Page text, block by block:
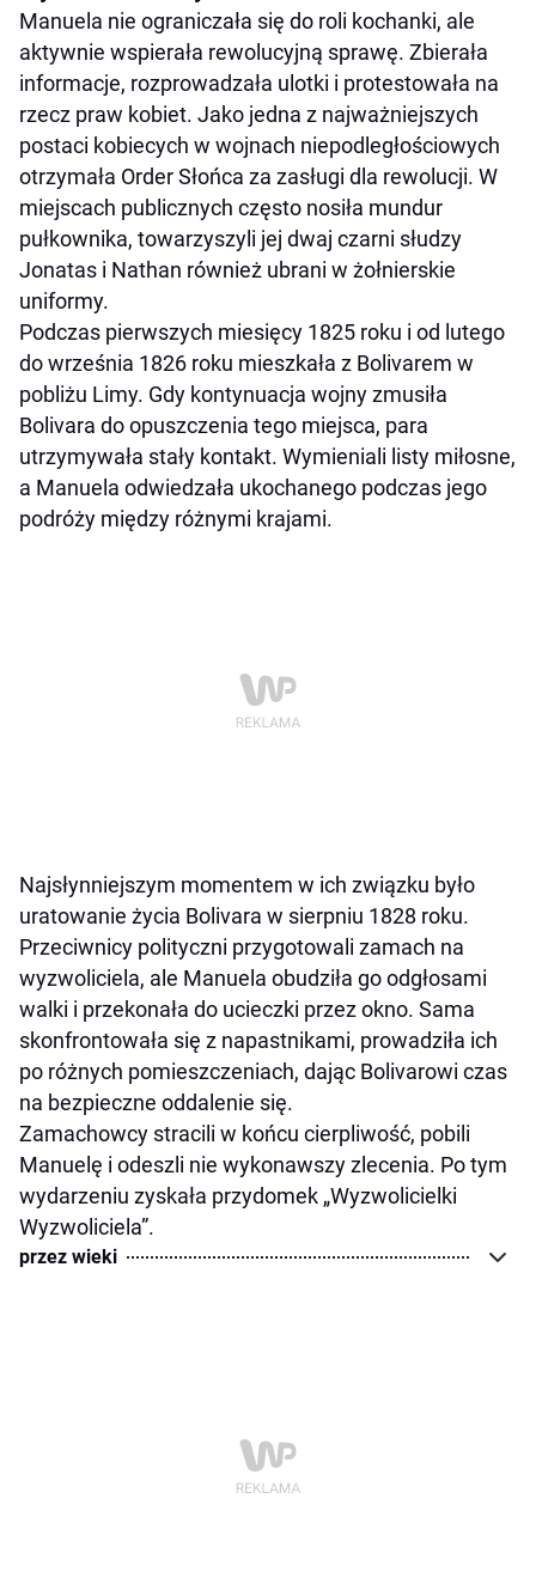
Manuela nie ograniczała się do roli kochanki, ale
aktywnie wspierała rewolucyjną sprawę. Zbierała
informacje, rozprowadzała ulotki i protestowała na
rzecz praw kobiet. Jako jedna z najważniejszych
postaci kobiecych w wojnach niepodległościowych
otrzymała Order Słońca za zasługi dla rewolucji. W
miejscach publicznych często nosiła mundur
pułkownika, towarzyszyli jej dwaj czarni słudzy
Jonatas i Nathan również ubrani w żołnierskie
uniformy.
Podczas pierwszych miesięcy 1825 roku i od lutego
do września 1826 roku mieszkała z Bolivarem w
pobliżu Limy. Gdy kontynuacja wojny zmusiła
Bolivara do opuszczenia tego miejsca, para
utrzymywała stały kontakt. Wymieniali listy miłosne,
a Manuela odwiedzała ukochanego podczas jego
podróży między różnymi krajami.
Najsłynniejszym momentem w ich związku było
uratowanie życia Bolivara w sierpniu 1828 roku.
Przeciwnicy polityczni przygotowali zamach na
wyzwoliciela, ale Manuela obudziła go odgłosami
walki i przekonała do ucieczki przez okno. Sama
skonfrontowała się z napastnikami, prowadziła ich
po różnych pomieszczeniach, dając Bolivarowi czas
na bezpieczne oddalenie się.
Zamachowcy stracili w końcu cierpliwość, pobili
Manuelę i odeszli nie wykonawszy zlecenia. Po tym
wydarzeniu zyskała przydomek „Wyzwolicielki
Wyzwoliciela”.
przez wieki